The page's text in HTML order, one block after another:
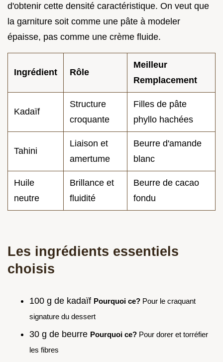
d'obtenir cette densité caractéristique. On veut que
la garniture soit comme une pâte à modeler
épaisse, pas comme une crème fluide.
Ingrédient Rôle
Meilleur
Remplacement
Kadaïf
Structure
croquante
Filles de pâte
phyllo hachées
Tahini
Liaison et
amertume
Beurre d'amande
blanc
Huile
neutre
Brillance et
fluidité
Beurre de cacao
fondu
Les ingrédients essentiels
choisis
100 g de kadaïf Pourquoi ce? Pour le craquant
signature du dessert
30 g de beurre Pourquoi ce? Pour dorer et torréfier
les fibres